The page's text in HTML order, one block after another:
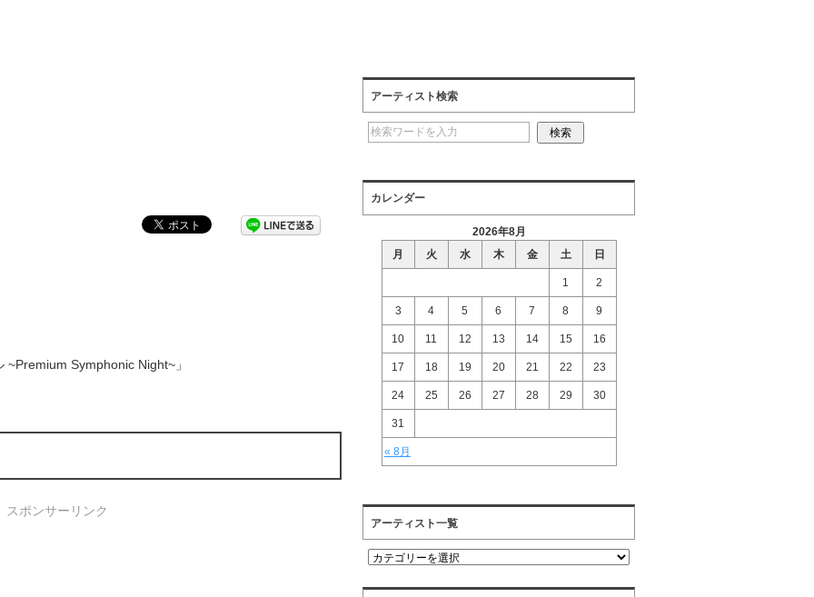
~Premium Symphonic Night~」
スポンサーリンク
アーティスト検索
カレンダー
2026年8月
月
火 水 木 金 土 日
« 8月
1 2
3 4 5 6 7 8 9
10 11 12 13 14 15 16
17 18 19 20 21 22 23
24 25 26 27 28 29 30
31
アーティスト一覧
ア
テ